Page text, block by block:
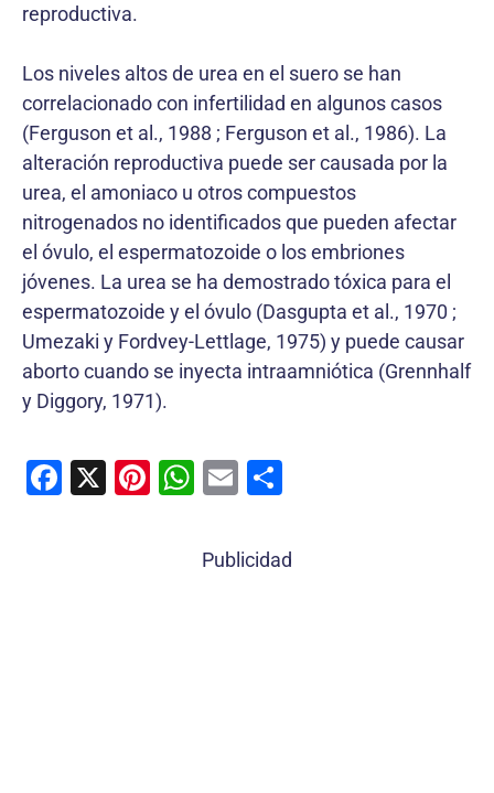
reproductiva.
Los niveles altos de urea en el suero se han
correlacionado con infertilidad en algunos casos
(Ferguson et al., 1988 ; Ferguson et al., 1986). La
alteración reproductiva puede ser causada por la
urea, el amoniaco u otros compuestos
nitrogenados no identificados que pueden afectar
el óvulo, el espermatozoide o los embriones
jóvenes. La urea se ha demostrado tóxica para el
espermatozoide y el óvulo (Dasgupta et al., 1970 ;
Umezaki y Fordvey-Lettlage, 1975) y puede causar
aborto cuando se inyecta intraamniótica (Grennhalf
y Diggory, 1971).
F
X
Pi W
at
E
ai m
Publicidad